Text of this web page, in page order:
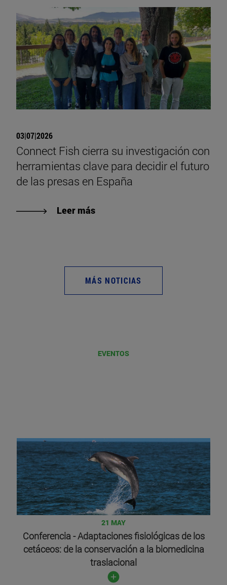
03|07|2026
Connect Fish cierra su investigación con
herramientas clave para decidir el futuro
de las presas en España
Leer más
MÁS NOTICIAS
EVENTOS
21 MAY
Conferencia - Adaptaciones fisiológicas de los
cetáceos: de la conservación a la biomedicina
traslacional